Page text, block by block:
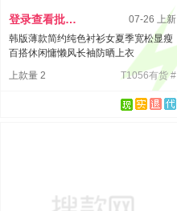
登录查看批发价
07-26 上新
韩版薄款简约纯色衬衫女夏季宽松显瘦
百搭休闲慵懒风长袖防晒上衣
上款量 2
T1056有货 #